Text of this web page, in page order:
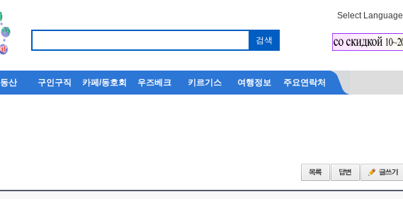
Select Language
산 구인구직 카페/동호회 우즈베크 키르기스 여행정보 주요연락처